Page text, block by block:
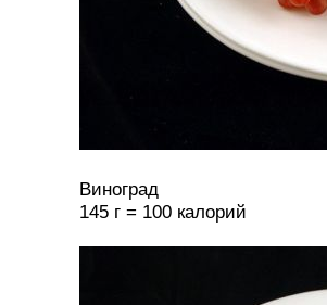
Виноград
145 г = 100 калорий